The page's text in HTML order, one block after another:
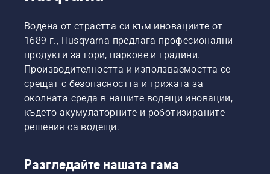
Водена от страстта си към иновациите от
1689 г., Husqvarna предлага професионални
продукти за гори, паркове и градини.
Производителността и използваемостта се
срещат с безопасността и грижата за
околната среда в нашите водещи иновации,
където акумулаторните и роботизираните
решения са водещи.
Разгледайте нашата гама